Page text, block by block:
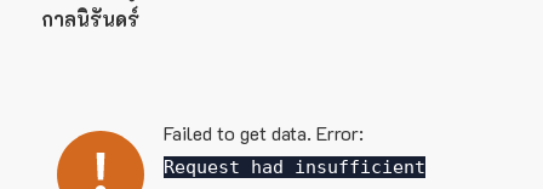
กาลนิรันดร์
Failed to get data. Error:
Request had insufficient